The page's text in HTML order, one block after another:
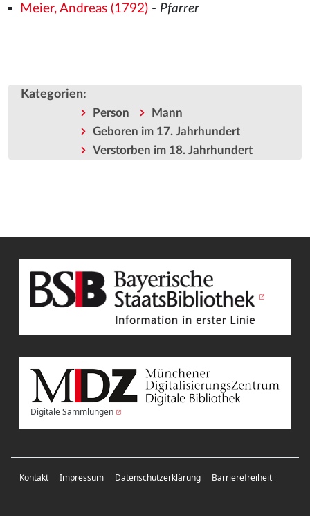
Meier, Andreas (1792)- Pfarrer
Kategorien:
Person
Mann
Geboren im 17. Jahrhundert
Verstorben im 18. Jahrhundert
Digitale Sammlungen
Kontakt Impressum Datenschutzerklärung Barrierefreiheit